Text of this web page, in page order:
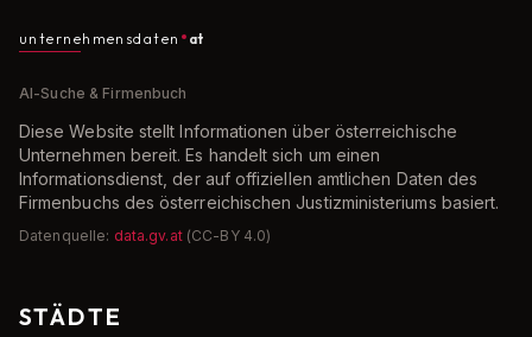
unternehmensdaten at
AI-Suche & Firmenbuch
Diese Website stellt Informationen über österreichische
Unternehmen bereit. Es handelt sich um einen
Informationsdienst, der auf offiziellen amtlichen Daten des
Firmenbuchs des österreichischen Justizministeriums basiert.
Datenquelle: data.gv.at (CC-BY 4.0)
STÄDTE